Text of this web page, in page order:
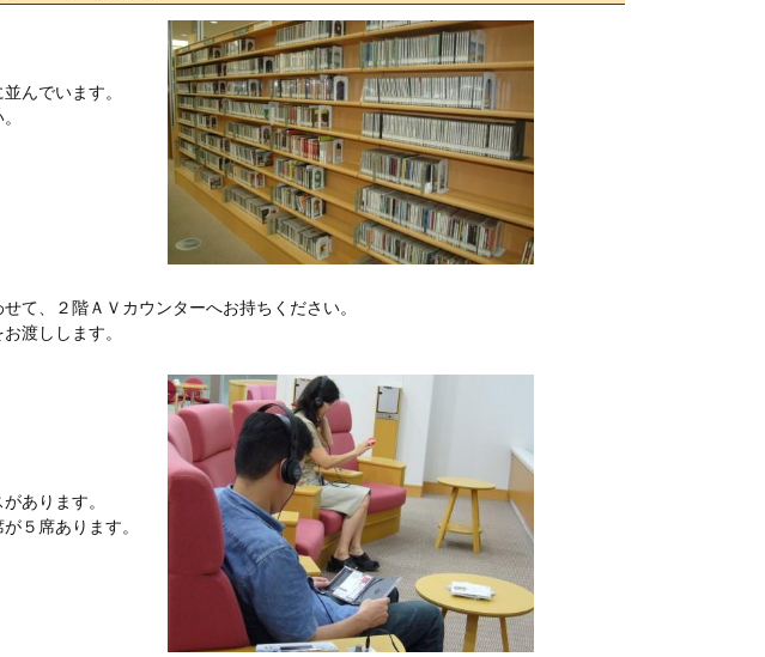
んでいます。
て、２階ＡＶカウンターへお持ちください。
渡しします。
あります。
５席あります。